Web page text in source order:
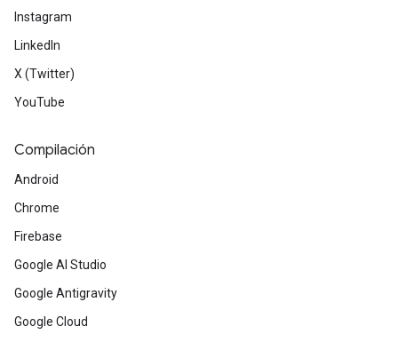
Instagram
LinkedIn
X (Twitter)
YouTube
Compilación
Android
Chrome
Firebase
Google AI Studio
Google Antigravity
Google Cloud